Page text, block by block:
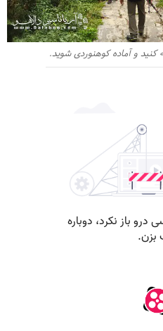
کنید و آماده کوهنوردی شوید.